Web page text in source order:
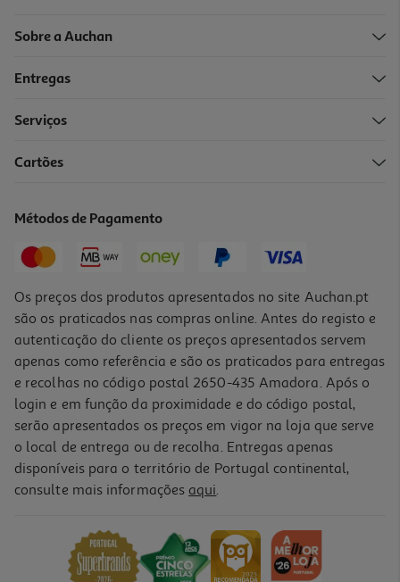
-10%
15,95 € PVP de editor
-10%
Livro Talvez A Tua Jornada Seja Agora Sobre Ti De Iandê
PVP de editor
13,41 €
Sobre a Auchan
Entregas
Serviços
Cartões
Métodos de Pagamento
Os preços dos produtos apresentados no site Auchan.pt
são os praticados nas compras online. Antes do registo e
autenticação do cliente os preços apresentados servem
apenas como referência e são os praticados para entregas
e recolhas no código postal 2650-435 Amadora. Após o
login e em função da proximidade e do código postal,
serão apresentados os preços em vigor na loja que serve
o local de entrega ou de recolha. Entregas apenas
disponíveis para o território de Portugal continental,
consulte mais informações aqui.